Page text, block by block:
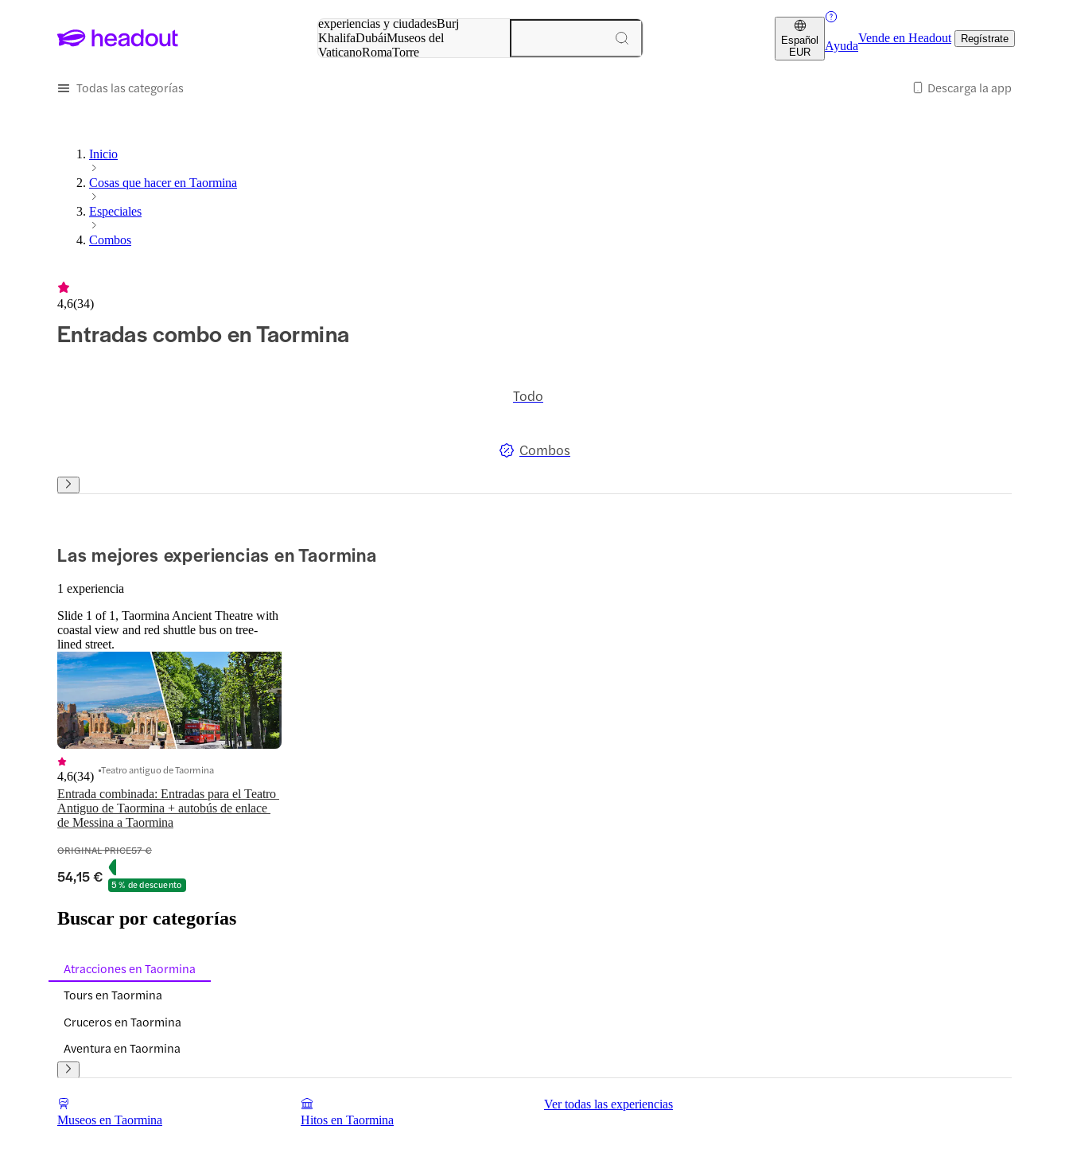
experiencias y ciudadesBurj
KhalifaDubáiMuseos del
VaticanoRomaTorre
Español
EUR
Ayuda
Vende en Headout Regístrate
Todas las categorías Descarga la app
Inicio
Cosas que hacer en Taormina
Especiales
Combos
4,6(34)
Entradas combo en Taormina
Todo
Combos
Las mejores experiencias en Taormina
1 experiencia
Slide 1 of 1, Taormina Ancient Theatre with
coastal view and red shuttle bus on tree-
lined street.
Entrada combinada: Entradas para el Teatro
Antiguo de Taormina + autobús de enlace
de Messina a Taormina
4,6(34) Teatro antiguo de Taormina
ORIGINAL PRICE57 €
54,15 € 5 % de descuento
Buscar por categorías
Atracciones en Taormina
Tours en Taormina
Cruceros en Taormina
Aventura en Taormina
Museos en Taormina Hitos en Taormina
Ver todas las experiencias